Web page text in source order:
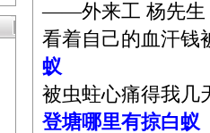
——外来工 杨先生
看着自己的血汗钱
蚁
被虫蛀心痛得我
登塘哪里有掠白蚁